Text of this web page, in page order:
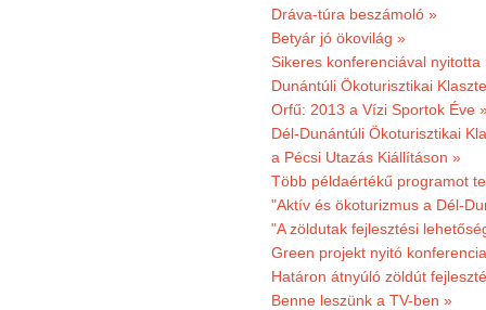
Dráva-túra beszámoló »
Betyár jó ökovilág »
Sikeres konferenciával
Dunántúli Ökoturisztikai
Orfű: 2013 a Vízi Sportok Éve
Dél-Dunántúli Ökoturisztikai
a Pécsi Utazás Kiállításon »
Több példaértékű programot
"Aktív és ökoturizmus a Dél-
"A zöldutak fejlesztési
Green projekt nyitó
Határon átnyúló zöldút
Benne leszünk a TV-ben »